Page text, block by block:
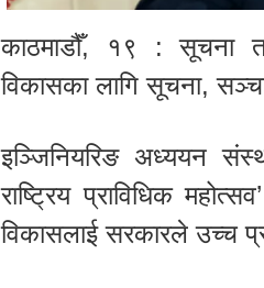
काठमाडौँ, १९ : सूचना
विकासका लागि सूचना,
इञ्जिनियरिङ अध्ययन
राष्ट्रिय प्राविधिक
विकासलाई सरकारले उच्च